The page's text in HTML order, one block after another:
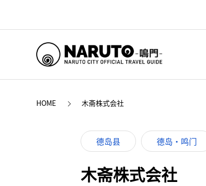
HOME 木斋株式会社
德岛县 德岛・鸣门
木斋株式会社